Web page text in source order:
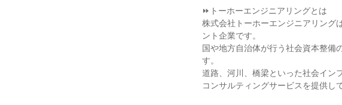
⏩トーホーエンジニアリングとは
株式会社トーホーエンジニアリング
ント企業です。
国や地方自治体が行う社会資本整備
す。
道路、河川、橋梁といった社会イン
コンサルティングサービスを提供し